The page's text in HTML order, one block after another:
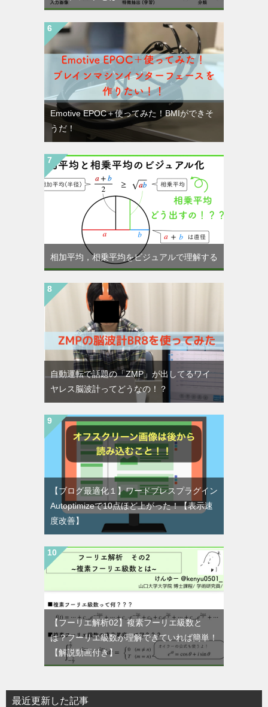
Emotive EPOC＋使ってみた！BMIができそ
うだ！
相加平均，相乗平均をビジュアルで理解する
自動運転で話題の「ZMP」が出してるワイ
ヤレス脳波計ってどうなの！？
【ブログ最適化１】ワードプレスプラグイン
Autoptimizeで10点ほど上がった！【表示速
度改善】
【フーリエ解析02】複素フーリエ級数と
は？フーリエ級数が理解できていれば簡単！
【解説動画付き】
最近更新した記事